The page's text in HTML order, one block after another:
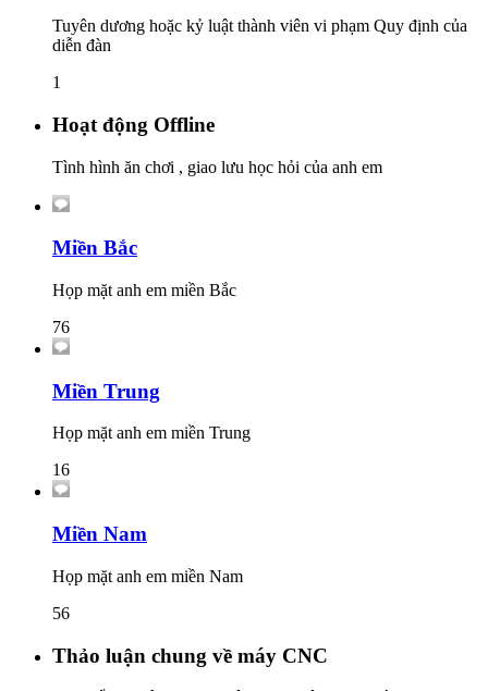
Tuyên dương hoặc kỷ luật thành viên vi phạm Quy định của
diễn đàn
1
Hoạt động Offline
Tình hình ăn chơi , giao lưu học hỏi của anh em
Miền Bắc
Họp mặt anh em miền Bắc
76
Miền Trung
Họp mặt anh em miền Trung
16
Miền Nam
Họp mặt anh em miền Nam
56
Thảo luận chung về máy CNC